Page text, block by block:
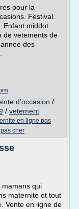
pour la
Festival.
middot.
de vetements de
des
d'occasion /
/ vetement
en ligne pas
cher
mamans qui
maternite et tout
Vente en ligne de